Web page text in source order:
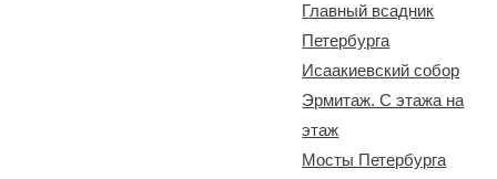
Главный всадник
Петербурга
Исаакиевский собор
Эрмитаж. С этажа на
этаж
Мосты Петербурга